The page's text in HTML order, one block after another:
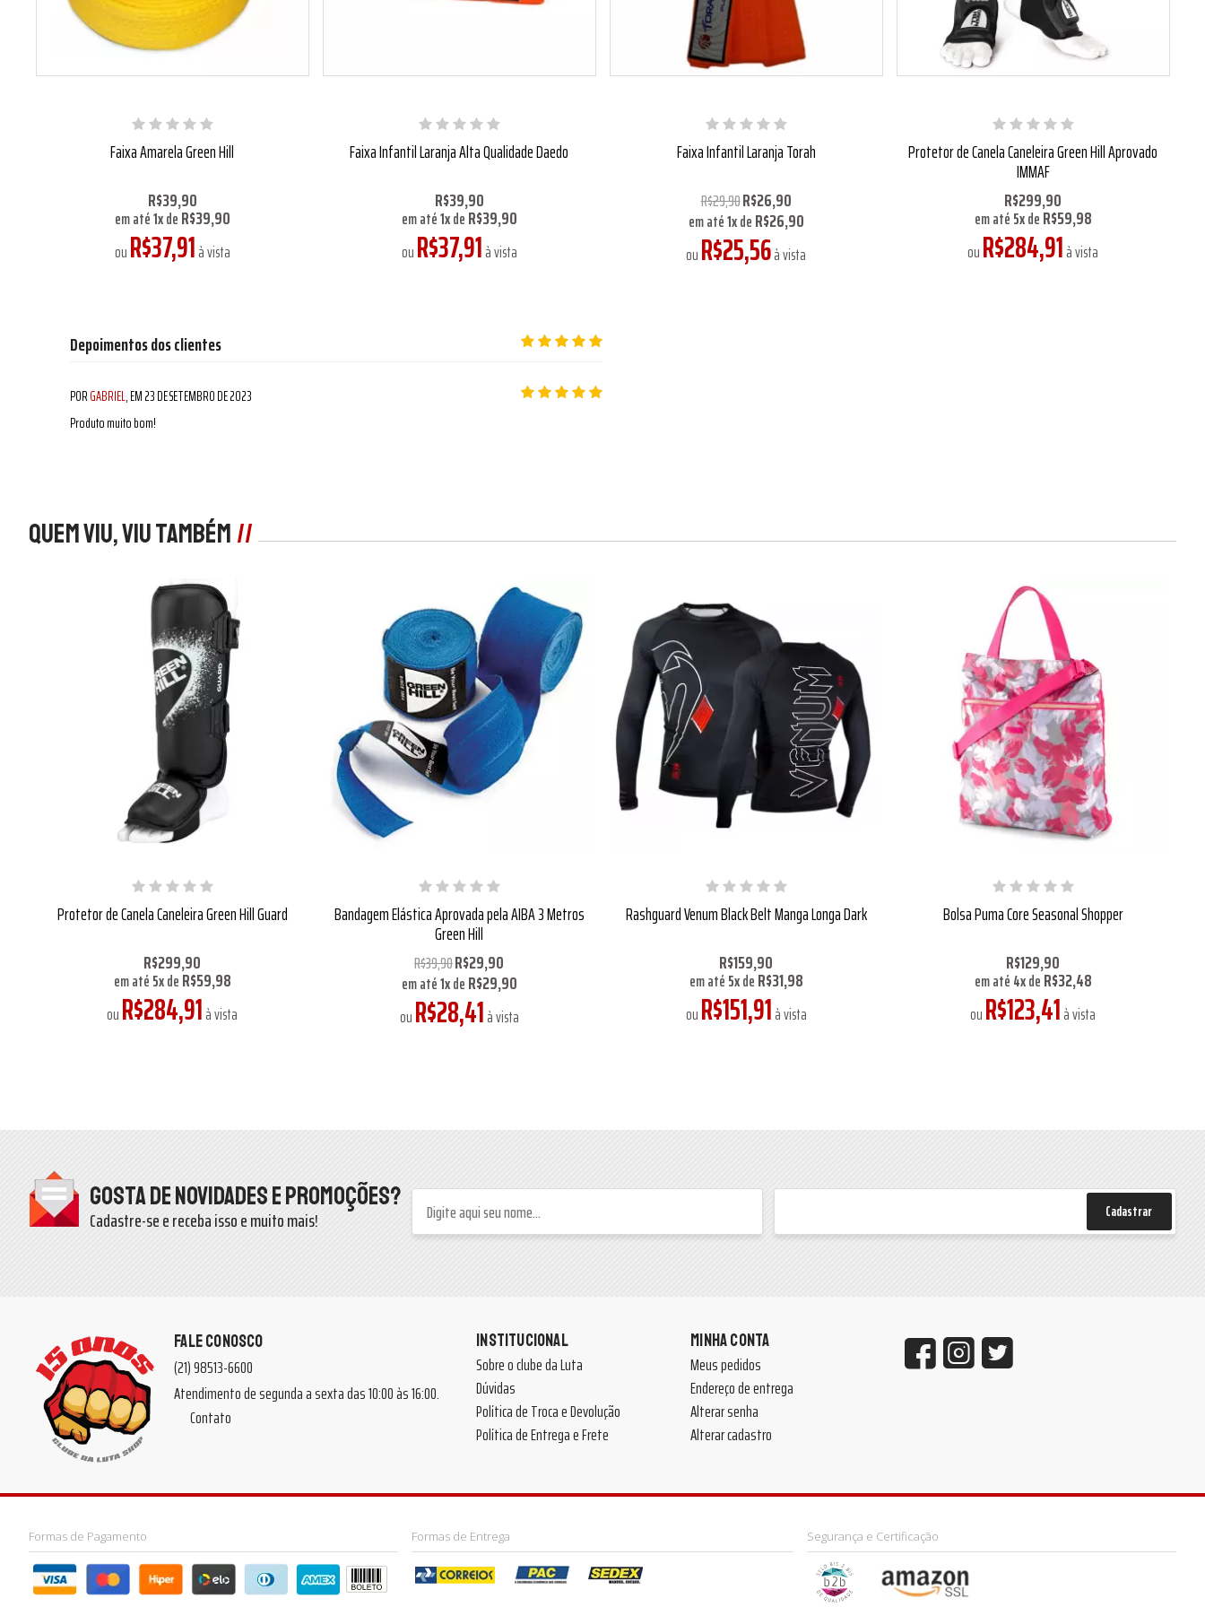
Faixa Amarela Green Hill
R$39,90
em até1xdeR$39,90
ouR$37,91à vista
Faixa Infantil Laranja Alta Qualidade Daedo
R$39,90
em até1xdeR$39,90
ouR$37,91à vista
Faixa Infantil Laranja Torah
R$29,90R$26,90
em até1xdeR$26,90
ouR$25,56à vista
Protetor de Canela Caneleira Green Hill Aprovado
IMMAF
R$299,90
em até5xdeR$59,98
ouR$284,91à vista
Depoimentos dos clientes
PORGABRIEL, EM23 DE SETEMBRO DE 2023
Produto muito bom!
Quem viu, viu também
Protetor de Canela Caneleira Green Hill Guard
R$299,90
em até5xdeR$59,98
ouR$284,91à vista
Bandagem Elástica Aprovada pela AIBA 3 Metros
Green Hill
R$39,90R$29,90
em até1xdeR$29,90
ouR$28,41à vista
Rashguard Venum Black Belt Manga Longa Dark
R$159,90
em até5xdeR$31,98
ouR$151,91à vista
Bolsa Puma Core Seasonal Shopper
R$129,90
em até4xdeR$32,48
ouR$123,41à vista
Gosta de novidades e promoções?
Cadastre-se e receba isso e muito mais! Cadastrar
FALE CONOSCO
(21) 98513-6600
Atendimento de segunda a sexta das 10:00 às 16:00.
Contato
INSTITUCIONAL
Sobre o clube da Luta
Dúvidas
Política de Troca e Devolução
Política de Entrega e Frete
MINHA CONTA
Meus pedidos
Endereço de entrega
Alterar senha
Alterar cadastro
Formas de Pagamento Formas de Entrega Segurança e Certificação